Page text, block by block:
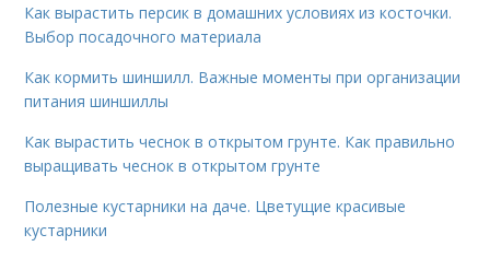
Как вырастить персик в домашних условиях из косточки.
Выбор посадочного материала
Как кормить шиншилл. Важные моменты при организации
питания шиншиллы
Как вырастить чеснок в открытом грунте. Как правильно
выращивать чеснок в открытом грунте
Полезные кустарники на даче. Цветущие красивые
кустарники